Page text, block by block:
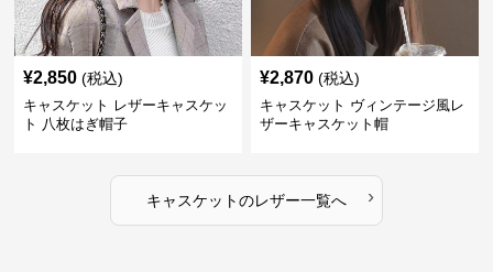
¥2,850 (税込)
キャスケット レザーキャスケッ
ト 八枚はぎ帽子
¥2,870 (税込)
キャスケット ヴィンテージ風レ
ザーキャスケット帽
キャスケットのレザー一覧へ ›